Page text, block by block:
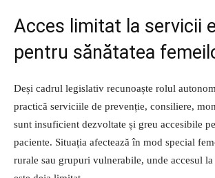
Acces limitat la servicii
pentru sănătatea
Deși cadrul legislativ recunoaște rolul
practică serviciile de prevenție, consiliere,
sunt insuficient dezvoltate și greu accesibile
paciente. Situația afectează în mod special
rurale sau grupuri vulnerabile, unde accesul